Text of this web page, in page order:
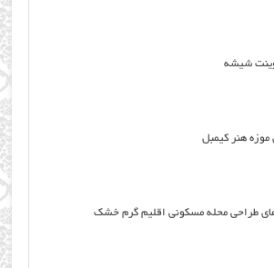
شیشه
موزه هنر کیمبل
طراحی محله مسکونی اقلیم گرم خشک